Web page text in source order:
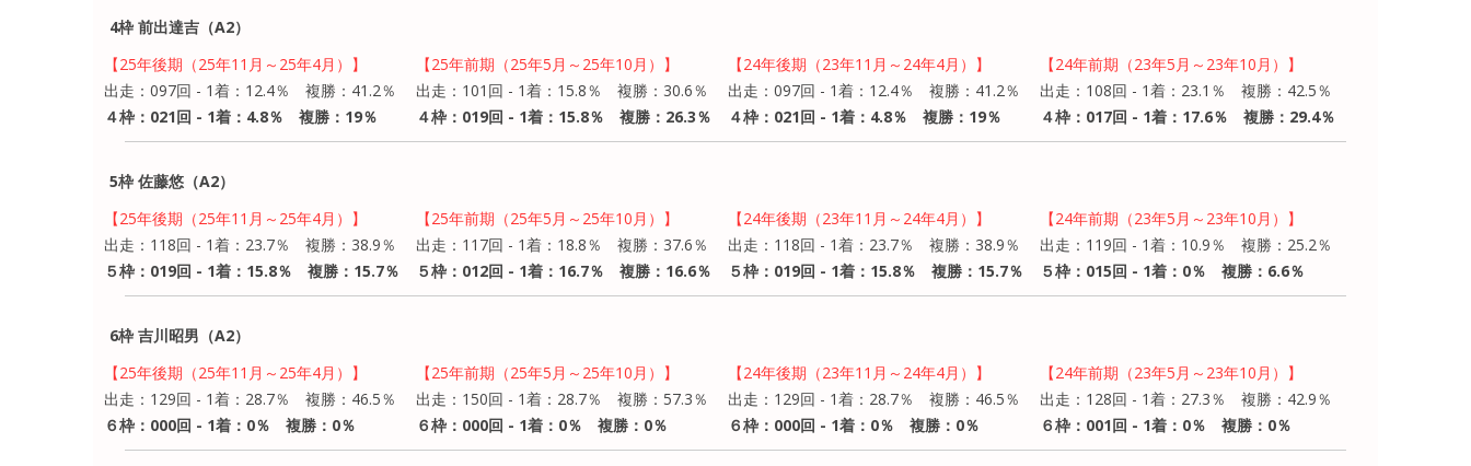
4枠 前出達吉（A2）
【25年後期（25年11月～25年4月）】
出走：097回 - 1着：12.4％ 複勝：41.2％
４枠：021回 - 1着：4.8％ 複勝：19％
【25年前期（25年5月～25年10月）】
出走：101回 - 1着：15.8％ 複勝：30.6％
４枠：019回 - 1着：15.8％ 複勝：26.3％
【24年後期（23年11月～24年4月）】
出走：097回 - 1着：12.4％ 複勝：41.2％
４枠：021回 - 1着：4.8％ 複勝：19％
【24年前期（23年5月～23年10月）】
出走：108回 - 1着：23.1％ 複勝：42.5％
４枠：017回 - 1着：17.6％ 複勝：29.4％
5枠 佐藤悠（A2）
【25年後期（25年11月～25年4月）】
出走：118回 - 1着：23.7％ 複勝：38.9％
５枠：019回 - 1着：15.8％ 複勝：15.7％
【25年前期（25年5月～25年10月）】
出走：117回 - 1着：18.8％ 複勝：37.6％
５枠：012回 - 1着：16.7％ 複勝：16.6％
【24年後期（23年11月～24年4月）】
出走：118回 - 1着：23.7％ 複勝：38.9％
５枠：019回 - 1着：15.8％ 複勝：15.7％
【24年前期（23年5月～23年10月）】
出走：119回 - 1着：10.9％ 複勝：25.2％
５枠：015回 - 1着：0％ 複勝：6.6％
6枠 吉川昭男（A2）
【25年後期（25年11月～25年4月）】
出走：129回 - 1着：28.7％ 複勝：46.5％
６枠：000回 - 1着：0％ 複勝：0％
【25年前期（25年5月～25年10月）】
出走：150回 - 1着：28.7％ 複勝：57.3％
６枠：000回 - 1着：0％ 複勝：0％
【24年後期（23年11月～24年4月）】
出走：129回 - 1着：28.7％ 複勝：46.5％
６枠：000回 - 1着：0％ 複勝：0％
【24年前期（23年5月～23年10月）】
出走：128回 - 1着：27.3％ 複勝：42.9％
６枠：001回 - 1着：0％ 複勝：0％